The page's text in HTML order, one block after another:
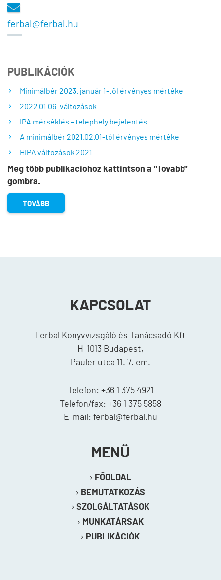
ferbal@ferbal.hu
PUBLIKÁCIÓK
Minimálbér 2023. január 1-től érvényes mértéke
2022.01.06. változások
IPA mérséklés – telephely bejelentés
A minimálbér 2021.02.01-től érvényes mértéke
HIPA változások 2021.
Még több publikációhoz kattintson a "Tovább"
gombra.
TOVÁBB
KAPCSOLAT
Ferbal Könyvvizsgáló és Tanácsadó Kft
H-1013 Budapest,
Pauler utca 11. 7. em.
Telefon: +36 1 375 4921
Telefon/fax: +36 1 375 5858
E-mail: ferbal@ferbal.hu
MENÜ
FŐOLDAL
BEMUTATKOZÁS
SZOLGÁLTATÁSOK
MUNKATÁRSAK
PUBLIKÁCIÓK